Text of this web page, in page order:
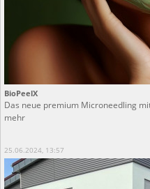
BioPeelX
Das neue premium Microneedling
mehr
25.06.2024, 13:57